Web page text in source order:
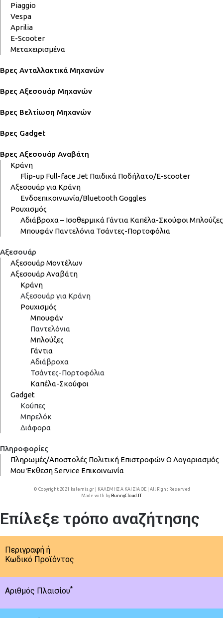
Piaggio
Vespa
Aprilia
E-Scooter
Μεταχειρισμένα
Βρες Ανταλλακτικά Μηχανών
Βρες Αξεσουάρ Μηχανών
Βρες Βελτίωση Μηχανών
Βρες Gadget
Βρες Αξεσουάρ Αναβάτη
Κράνη
Flip-up Full-faceJet Παιδικά Ποδήλατο/E-scooter
Αξεσουάρ για Κράνη
Ενδοεπικοινωνία/BluetoothGoggles
Ρουχισμός
Αδιάβροχα – Ισοθερμικά Γάντια Καπέλα-Σκούφοι Μπλούζες
Μπουφάν Παντελόνια Τσάντες-Πορτοφόλια
Αξεσουάρ
Αξεσουάρ Μοντέλων
Αξεσουάρ Αναβάτη
Κράνη
Αξεσουάρ για Κράνη
Ρουχισμός
Μπουφάν
Παντελόνια
Μπλούζες
Γάντια
Αδιάβροχα
Τσάντες-Πορτοφόλια
Καπέλα-Σκούφοι
Gadget
Κούπες
Μπρελόκ
Διάφορα
Πληροφορίες
Πληρωμές/Αποστολές Πολιτική ΕπιστροφώνΟ Λογαριασμός
ΜουΈκθεσηService Επικοινωνία
© Copyright 2021 kalemis.gr | ΚΑΛΕΜΗΣ Α ΚΑΙ ΣΙΑ ΟΕ | All Right Reserved
Made with by BunnyCloud.IT
Επίλεξε τρόπο αναζήτησης
Περιγραφή ή
Κωδικό Προϊόντος
Αριθμός Πλαισίου*